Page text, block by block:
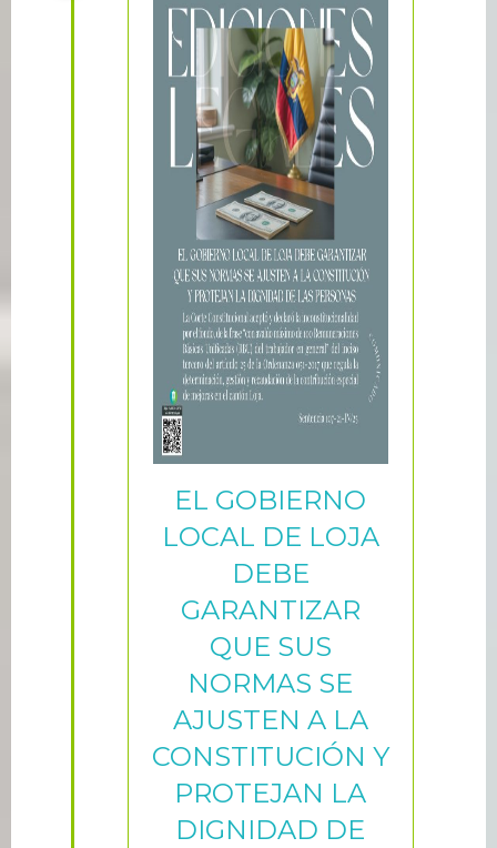
EL GOBIERNO
LOCAL DE LOJA
DEBE
GARANTIZAR
QUE SUS
NORMAS SE
AJUSTEN A LA
CONSTITUCIÓN Y
PROTEJAN LA
DIGNIDAD DE